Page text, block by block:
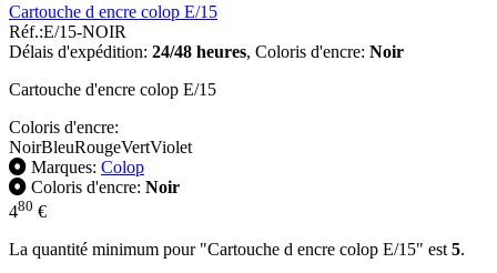
Cartouche d encre colop E/15
Réf.:E/15-NOIR
Délais d'expédition: 24/48 heures, Coloris d'encre: Noir
Cartouche d'encre colop E/15
Coloris d'encre:
NoirBleuRougeVertViolet
Marques: Colop
Coloris d'encre: Noir
480 €
La quantité minimum pour "Cartouche d encre colop E/15" est 5.